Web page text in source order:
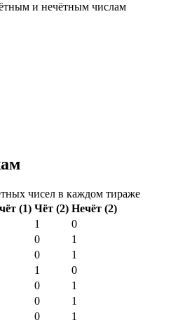
и нечётным числам
чисел в каждом тираже
(1) Чёт (2) Нечёт (2)
1
0
0
1
0
1
1
0
0
1
0
1
0
1